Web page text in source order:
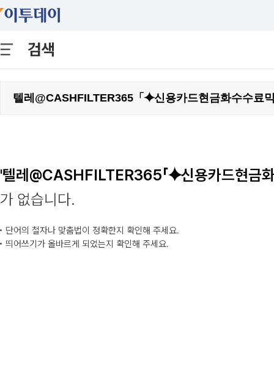
검색
'텔레@CASHFILTER365「⯌신용카드현금
가 없습니다.
단어의 철자나 맞춤법이 정확한지 확인해 주세요.
띄어쓰기가 올바르게 되었는지 확인해 주세요.